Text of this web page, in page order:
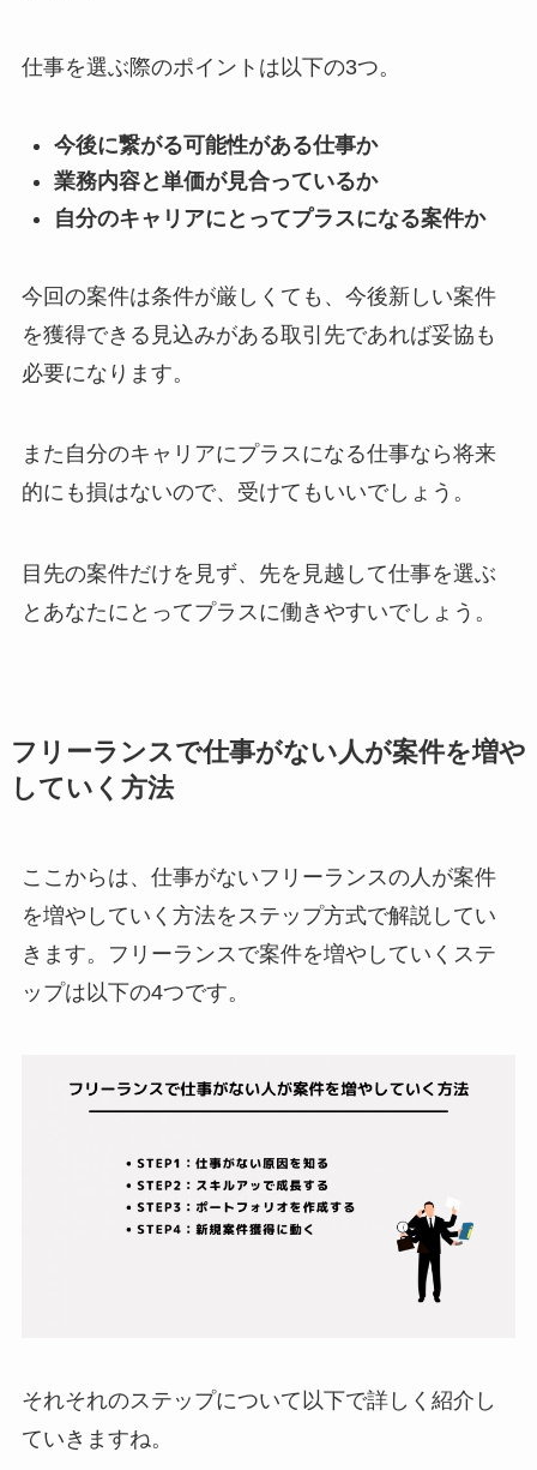
仕事を選ぶ際のポイントは以下の3つ。
今後に繋がる可能性がある仕事か
業務内容と単価が見合っているか
自分のキャリアにとってプラスになる案件か
今回の案件は条件が厳しくても、今後新しい案件
を獲得できる見込みがある取引先であれば妥協も
必要になります。
また自分のキャリアにプラスになる仕事なら将来
的にも損はないので、受けてもいいでしょう。
目先の案件だけを見ず、先を見越して仕事を選ぶ
とあなたにとってプラスに働きやすいでしょう。
フリーランスで仕事がない人が案件を増や
していく方法
ここからは、仕事がないフリーランスの人が案件
を増やしていく方法をステップ方式で解説してい
きます。フリーランスで案件を増やしていくステ
ップは以下の4つです。
それそれのステップについて以下で詳しく紹介し
ていきますね。